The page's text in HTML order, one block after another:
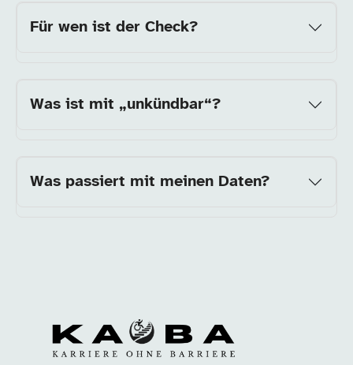
Für wen ist der Check?
Was ist mit „unkündbar“?
Was passiert mit meinen Daten?